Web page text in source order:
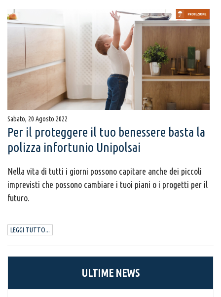
Sabato, 20 Agosto 2022
Per il proteggere il tuo benessere basta la
polizza infortunio Unipolsai
Nella vita di tutti i giorni possono capitare anche dei piccoli
imprevisti che possono cambiare i tuoi piani o i progetti per il
futuro.
LEGGI TUTTO...
ULTIME NEWS